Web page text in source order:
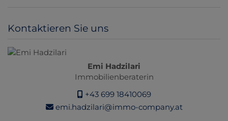
Kontaktieren Sie uns
Emi Hadzilari
Immobilienberaterin
+43 699 18410069
emi.hadzilari@immo-company.at